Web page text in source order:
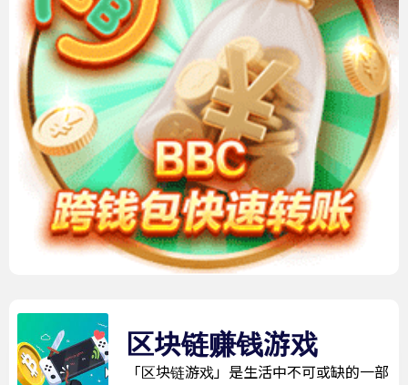
区块链赚钱游戏
「区块链游戏」是生活中不可或缺的一部